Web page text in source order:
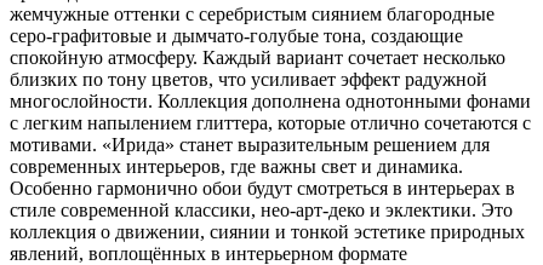
жемчужные оттенки с серебристым сиянием благородные
серо-графитовые и дымчато-голубые тона, создающие
спокойную атмосферу. Каждый вариант сочетает несколько
близких по тону цветов, что усиливает эффект радужной
многослойности. Коллекция дополнена однотонными фонами
с легким напылением глиттера, которые отлично сочетаются с
мотивами. «Ирида» станет выразительным решением для
современных интерьеров, где важны свет и динамика.
Особенно гармонично обои будут смотреться в интерьерах в
стиле современной классики, нео-арт-деко и эклектики. Это
коллекция о движении, сиянии и тонкой эстетике природных
явлений, воплощённых в интерьерном формате